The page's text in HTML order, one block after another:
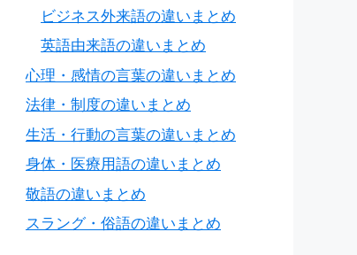
ビジネス外来語の違いまとめ
英語由来語の違いまとめ
心理・感情の言葉の違いまとめ
法律・制度の違いまとめ
生活・行動の言葉の違いまとめ
身体・医療用語の違いまとめ
敬語の違いまとめ
スラング・俗語の違いまとめ